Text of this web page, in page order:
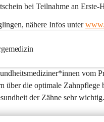
bei Teilnahme an
nähere Infos unter
über die optimale
der Zähne sehr